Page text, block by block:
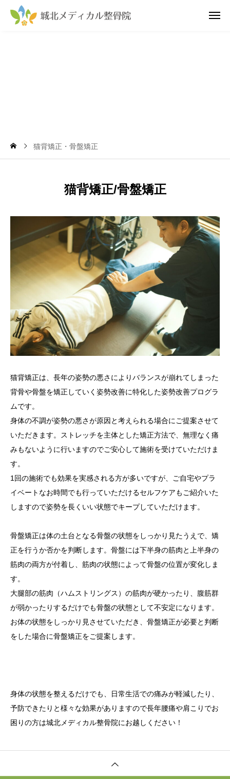
猫背矯正・骨盤矯正
猫背矯正/骨盤矯正
猫背矯正は、長年の姿勢の悪さによりバランスが崩れてしまった
背骨や骨盤を矯正していく姿勢改善に特化した姿勢改善プログラ
ムです。
身体の不調が姿勢の悪さが原因と考えられる場合にご提案させて
いただきます。ストレッチを主体とした矯正方法で、無理なく痛
みもないように行いますのでご安心して施術を受けていただけま
す。
1回の施術でも効果を実感される方が多いですが、ご自宅やプラ
イベートなお時間でも行っていただけるセルフケアもご紹介いた
しますので姿勢を長くいい状態でキープしていただけます。
骨盤矯正は体の土台となる骨盤の状態をしっかり見たうえで、矯
正を行うか否かを判断します。骨盤には下半身の筋肉と上半身の
筋肉の両方が付着し、筋肉の状態によって骨盤の位置が変化しま
す。
大腿部の筋肉（ハムストリングス）の筋肉が硬かったり、腹筋群
が弱かったりするだけでも骨盤の状態として不安定になります。
お体の状態をしっかり見させていただき、骨盤矯正が必要と判断
をした場合に骨盤矯正をご提案します。
身体の状態を整えるだけでも、日常生活での痛みが軽減したり、
予防できたりと様々な効果がありますので長年腰痛や肩こりでお
困りの方は城北メディカル整骨院にお越しください！